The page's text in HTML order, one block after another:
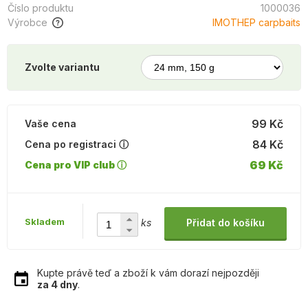
Číslo produktu
1000036
Výrobce
IMOTHEP carpbaits
Zvolte variantu
99 Kč
Vaše cena
Cena po registraci ⓘ
84 Kč
Cena pro VIP club ⓘ 69 Kč
Skladem ks Přidat do košíku
Kupte právě teď a zboží k vám dorazí nejpozději
za 4 dny.